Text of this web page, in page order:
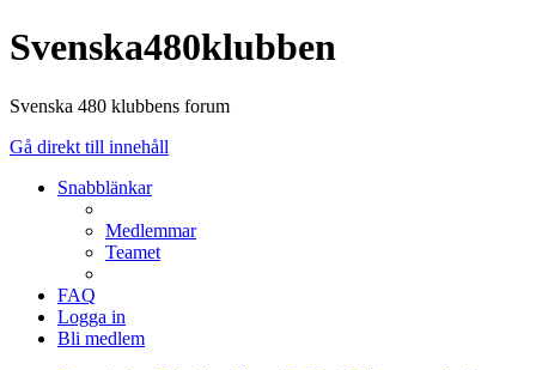
Svenska480klubben
Svenska 480 klubbens forum
Gå direkt till innehåll
Snabblänkar
Medlemmar
Teamet
FAQ
Logga in
Bli medlem